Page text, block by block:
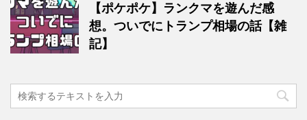
【ポケポケ】ランクマを遊んだ感
想。ついでにトランプ相場の話【雑
記】